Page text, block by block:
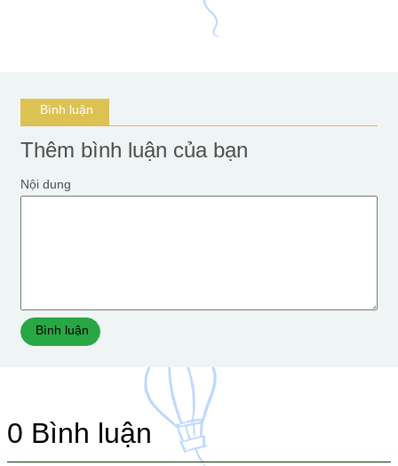
Bình luận
Thêm bình luận của bạn
Nội dung
Bình luận
0 Bình luận